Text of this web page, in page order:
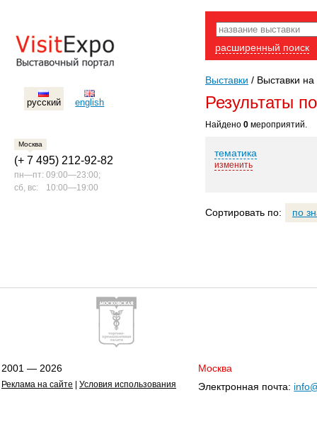
русский english
Москва
(+ 7 495) 212-92-82
пн—пт: 09:00—23:00;
сб, вс:
10:00—19:00
расширенный поиск
Выставки / Выставки
Результаты
Найдено 0 мероприятий.
тематика
изменить
Сортировать по: по
2001 — 2026
Реклама на сайте Условия использования
Москва
Электронная почта: